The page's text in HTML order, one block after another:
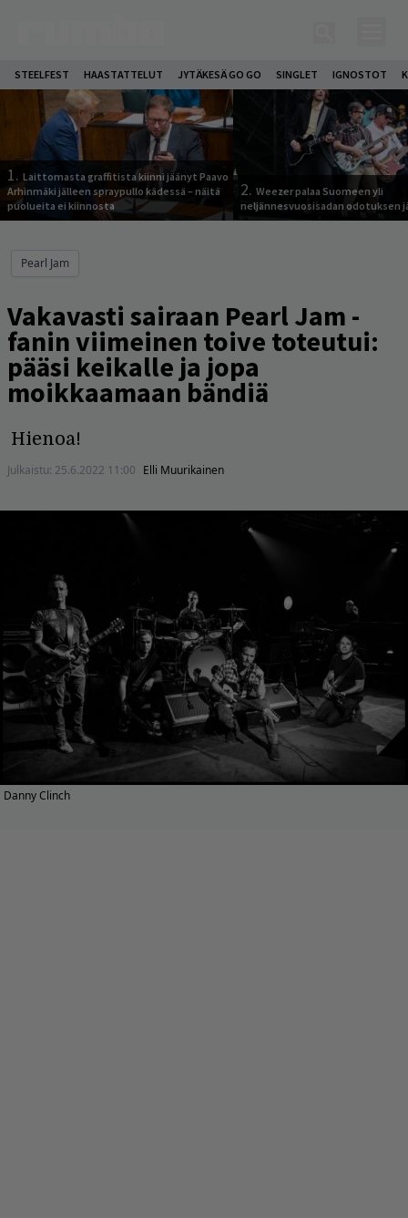
STEELFEST HAASTATTELUT JYTÄKESÄ GO GO SINGLET IGNOSTOT
1. Laittomasta graffitista kiinni jäänyt Paavo
Arhinmäki jälleen spraypullo kädessä – näitä
puolueita ei kiinnosta
2. Weezer palaa Suomeen yli
neljännesvuosisadan odotuksen
Pearl Jam
Vakavasti sairaan Pearl Jam -
fanin viimeinen toive toteutui:
pääsi keikalle ja jopa
moikkaamaan bändiä
Hienoa!
Julkaistu: 25.6.2022 11:00 Elli Muurikainen
Danny Clinch